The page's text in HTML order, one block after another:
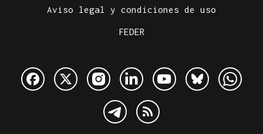
Aviso legal y condiciones de uso
FEDER